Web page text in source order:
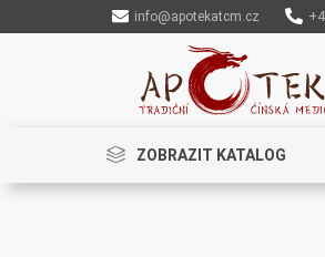
info@apotekatcm.cz
ZOBRAZIT KATALOG